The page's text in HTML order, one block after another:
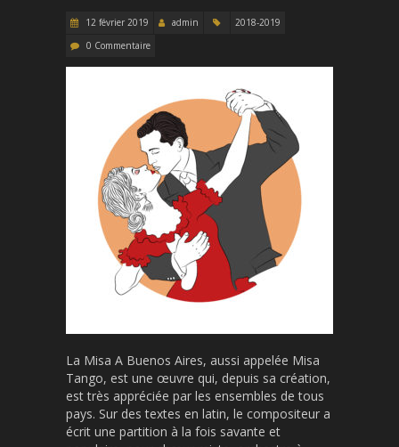
12 février 2019 admin
2018-2019
0 Commentaire
La Misa A Buenos Aires, aussi appelée Misa
Tango, est une œuvre qui, depuis sa création,
est très appréciée par les ensembles de tous
pays. Sur des textes en latin, le compositeur a
écrit une partition à la fois savante et